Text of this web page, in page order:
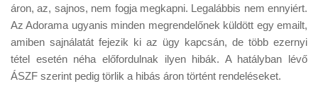
áron, az, sajnos, nem fogja megkapni. Legalábbis nem ennyiért.
Az Adorama ugyanis minden megrendelőnek küldött egy emailt,
amiben sajnálatát fejezik ki az ügy kapcsán, de több ezernyi
tétel esetén néha előfordulnak ilyen hibák. A hatályban lévő
ÁSZF szerint pedig törlik a hibás áron történt rendeléseket.